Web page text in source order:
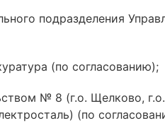
подразделения
(по согласованию);
№ 8 (г.о. Щелково,
(по